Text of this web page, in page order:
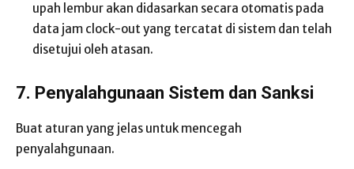
upah lembur akan didasarkan secara otomatis pada
data jam clock-out yang tercatat di sistem dan telah
disetujui oleh atasan.
7. Penyalahgunaan Sistem dan Sanksi
Buat aturan yang jelas untuk mencegah
penyalahgunaan.